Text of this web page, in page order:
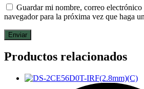
Guardar mi nombre, correo
navegador para la próxima vez que haga
Productos relacionados